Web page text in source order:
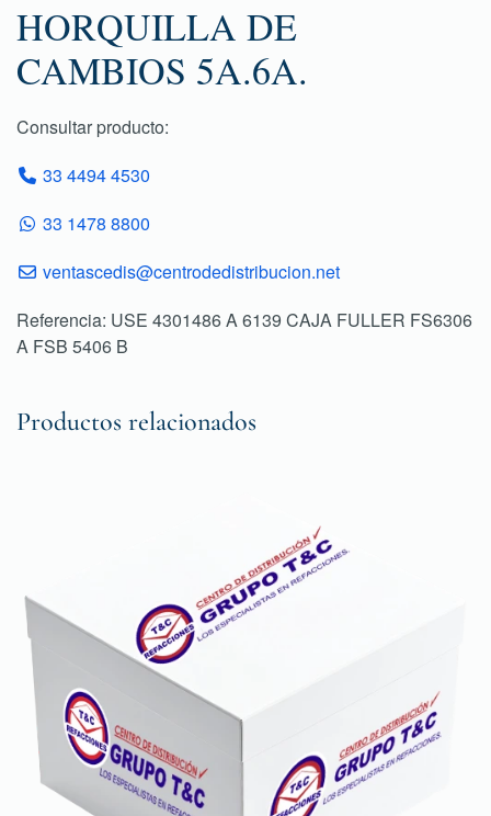
HORQUILLA DE
CAMBIOS 5A.6A.
Consultar producto:
33 4494 4530
33 1478 8800
ventascedis@centrodedistribucion.net
Referencia: USE 4301486 A 6139 CAJA FULLER FS6306
A FSB 5406 B
Productos relacionados